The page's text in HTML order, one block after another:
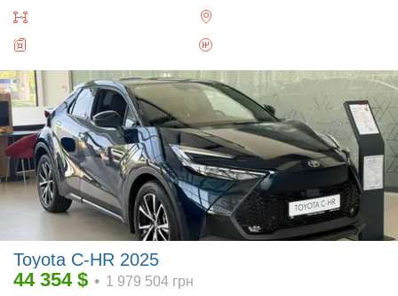
Toyota C-HR 2025
44 354$ • 1 979 504 грн